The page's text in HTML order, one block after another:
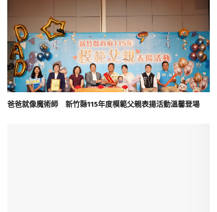
爸爸就像魔術師 新竹縣115年度模範父親表揚活動溫馨登場